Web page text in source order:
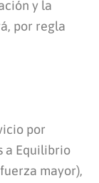
y la
por regla
por
a Equilibrio
mayor),